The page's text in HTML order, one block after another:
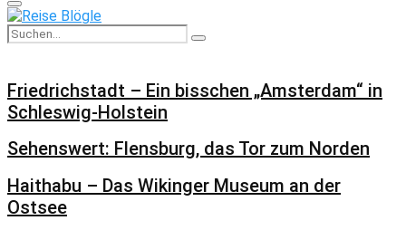
Primary
Menu
Search
for:
Search
Friedrichstadt – Ein bisschen „Amsterdam“ in
Schleswig-Holstein
Sehenswert: Flensburg, das Tor zum Norden
Haithabu – Das Wikinger Museum an der
Ostsee